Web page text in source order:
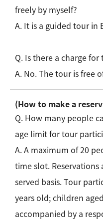
freely by myself?
A. It is a guided tour in
Q. Is there a charge for
A. No. The tour is free
(How to make a
Q. How many people
age limit for tour
A. A maximum of 20
time slot.
served basis. Tour
years old; children
accompanied by a